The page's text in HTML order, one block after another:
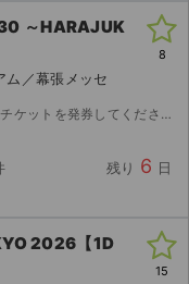
～HARAJUK
／幕張メッセ
んのでご検討宜しくお願い致します。 出演： STEVE AOKI LAIDB...
残り 6 日
8
2026【1D
15